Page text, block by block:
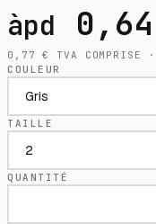
àpd 0,64
0,77€
TVA
COULEUR
TAILLE
QUANTITÉ